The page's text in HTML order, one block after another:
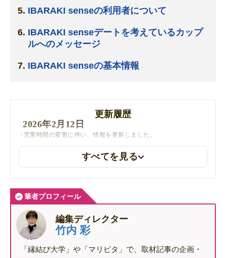
IBARAKI senseの利用者について
IBARAKI senseデートを考えているカップ
ルへのメッセージ
IBARAKI senseの基本情報
更新履歴
2026年2月12日
営業時間の変更に伴い、情報を更新しました。
すべてを見る
筆者プロフィール
編集ディレクター
竹内 彩
「縁結び大学」や「マリピタ」で、取材記事の企画・